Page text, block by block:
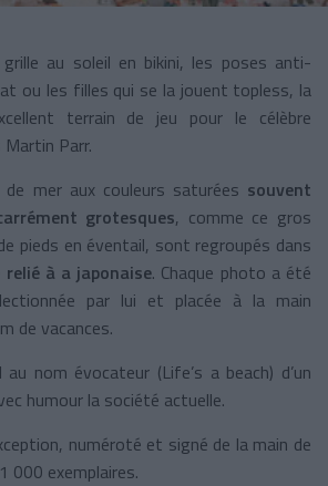
au soleil en bikini, les poses anti-
ou les filles qui se la jouent topless, la
terrain de jeu pour le célèbre
Parr.
mer aux couleurs saturées souvent
grotesques, comme ce gros
pieds en éventail, sont regroupés dans
à a japonaise. Chaque photo a été
par lui et placée à la main
de vacances.
nom évocateur (Life’s a beach) d’un
humour la société actuelle.
numéroté et signé de la main de
000 exemplaires.